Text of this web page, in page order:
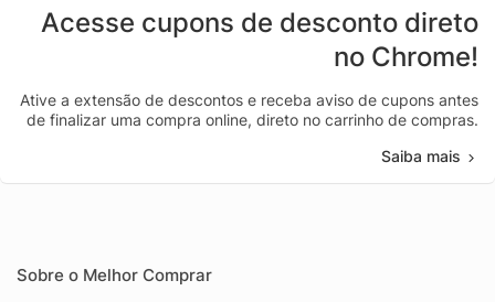
Acesse cupons de desconto direto
no Chrome!
Ative a extensão de descontos e receba aviso de cupons antes
de finalizar uma compra online, direto no carrinho de compras.
Saiba mais
Sobre o Melhor Comprar